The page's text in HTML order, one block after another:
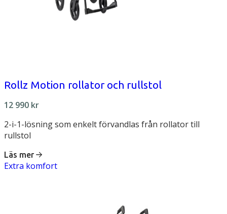
Rollz Motion rollator och rullstol
12 990 kr
2-i-1-lösning som enkelt förvandlas från rollator till
rullstol
Läs mer
Extra komfort